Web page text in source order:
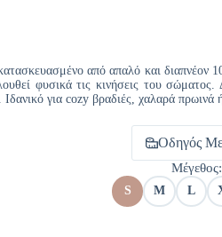
από απαλό και
φυσικά τις κινήσεις του
για cozy βραδιές, χαλαρά πρωινά
Οδηγός
Μέγεθος
S M L